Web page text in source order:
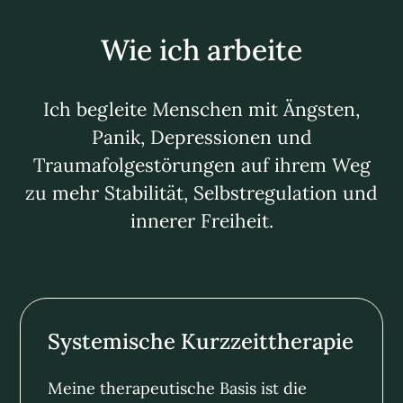
Wie ich arbeite
Ich begleite Menschen mit Ängsten,
Panik, Depressionen und
Traumafolgestörungen auf ihrem Weg
zu mehr Stabilität, Selbstregulation und
innerer Freiheit.
Systemische Kurzzeittherapie
Meine therapeutische Basis ist die